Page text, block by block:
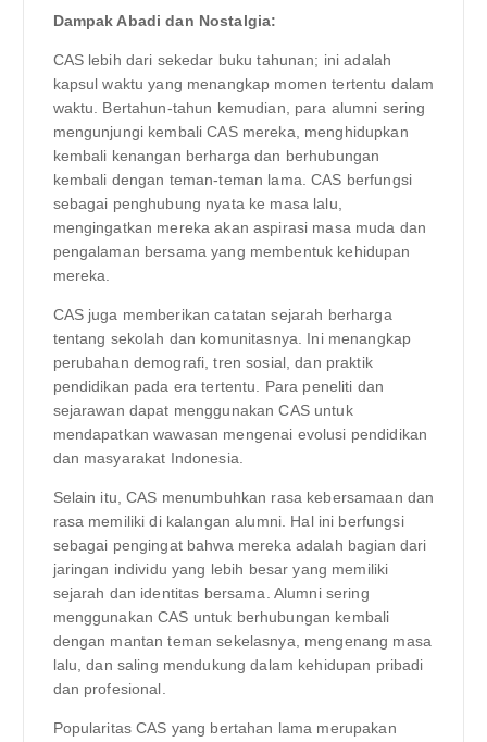
Dampak Abadi dan Nostalgia:
CAS lebih dari sekedar buku tahunan; ini adalah
kapsul waktu yang menangkap momen tertentu dalam
waktu. Bertahun-tahun kemudian, para alumni sering
mengunjungi kembali CAS mereka, menghidupkan
kembali kenangan berharga dan berhubungan
kembali dengan teman-teman lama. CAS berfungsi
sebagai penghubung nyata ke masa lalu,
mengingatkan mereka akan aspirasi masa muda dan
pengalaman bersama yang membentuk kehidupan
mereka.
CAS juga memberikan catatan sejarah berharga
tentang sekolah dan komunitasnya. Ini menangkap
perubahan demografi, tren sosial, dan praktik
pendidikan pada era tertentu. Para peneliti dan
sejarawan dapat menggunakan CAS untuk
mendapatkan wawasan mengenai evolusi pendidikan
dan masyarakat Indonesia.
Selain itu, CAS menumbuhkan rasa kebersamaan dan
rasa memiliki di kalangan alumni. Hal ini berfungsi
sebagai pengingat bahwa mereka adalah bagian dari
jaringan individu yang lebih besar yang memiliki
sejarah dan identitas bersama. Alumni sering
menggunakan CAS untuk berhubungan kembali
dengan mantan teman sekelasnya, mengenang masa
lalu, dan saling mendukung dalam kehidupan pribadi
dan profesional.
Popularitas CAS yang bertahan lama merupakan